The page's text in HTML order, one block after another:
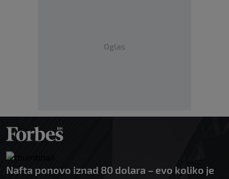
Oglas
Nafta ponovo iznad 80 dolara – evo koliko je